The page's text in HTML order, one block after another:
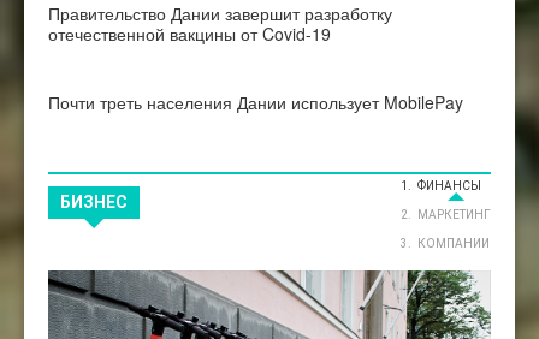
Правительство Дании завершит разработку
отечественной вакцины от Covid-19
Почти треть населения Дании использует MobilePay
БИЗНЕС
ФИНАНСЫ
МАРКЕТИНГ
КОМПАНИИ